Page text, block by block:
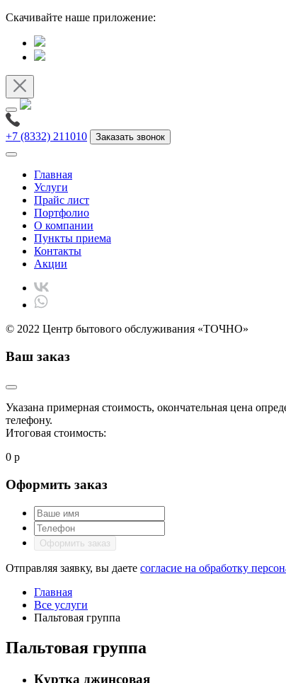
Скачивайте наше приложение:
+7 (8332) 211010 Заказать звонок
Главная
Услуги
Прайс лист
Портфолио
О компании
Пункты приема
Контакты
Акции
© 2022 Центр бытового обслуживания «ТОЧНО»
Ваш заказ
Указана примерная стоимость, окончательная цена
телефону.
Итоговая стоимость:
0 р
Оформить заказ
Оформить заказ
Отправляя заявку, вы даете согласие на обработку
Главная
Все услуги
Пальтовая группа
Пальтовая группа
Куртка джинсовая